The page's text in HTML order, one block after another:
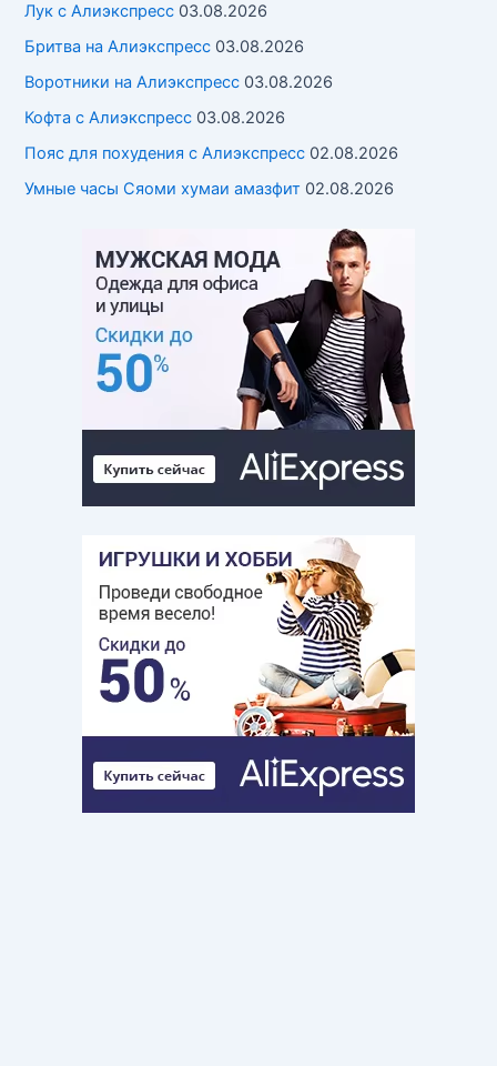
Лук с Алиэкспресс 03.08.2026
Бритва на Алиэкспресс 03.08.2026
Воротники на Алиэкспресс 03.08.2026
Кофта с Алиэкспресс 03.08.2026
Пояс для похудения с Алиэкспресс 02.08.2026
Умные часы Cяоми хумаи амазфит 02.08.2026